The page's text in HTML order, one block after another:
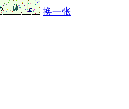
换一张